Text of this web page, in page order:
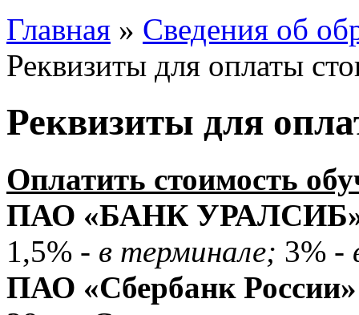
Главная » Сведения об
Реквизиты для оплаты
Реквизиты для
Оплатить стоимость
ПАО «БАНК
1,5% - в терминале; 3% -
ПАО «Сбербанк